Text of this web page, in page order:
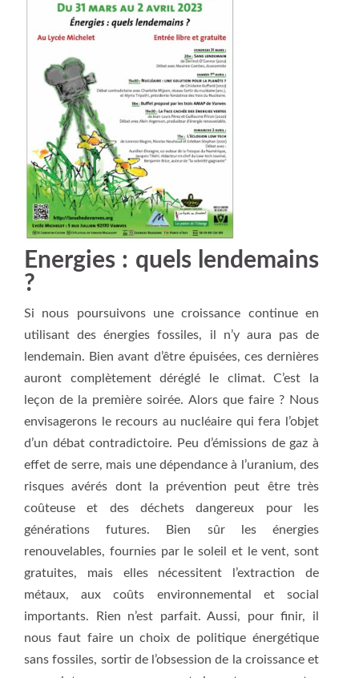
Energies : quels lendemains
?
Si nous poursuivons une croissance continue en
utilisant des énergies fossiles, il n’y aura pas de
lendemain. Bien avant d’être épuisées, ces dernières
auront complètement déréglé le climat. C’est la
leçon de la première soirée. Alors que faire ? Nous
envisagerons le recours au nucléaire qui fera l’objet
d’un débat contradictoire. Peu d’émissions de gaz à
effet de serre, mais une dépendance à l’uranium, des
risques avérés dont la prévention peut être très
coûteuse et des déchets dangereux pour les
générations futures. Bien sûr les énergies
renouvelables, fournies par le soleil et le vent, sont
gratuites, mais elles nécessitent l’extraction de
métaux, aux coûts environnemental et social
importants. Rien n’est parfait. Aussi, pour finir, il
nous faut faire un choix de politique énergétique
sans fossiles, sortir de l’obsession de la croissance et